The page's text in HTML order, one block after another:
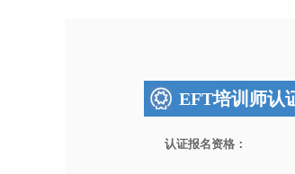
认证报名资格：
EFT培训师认